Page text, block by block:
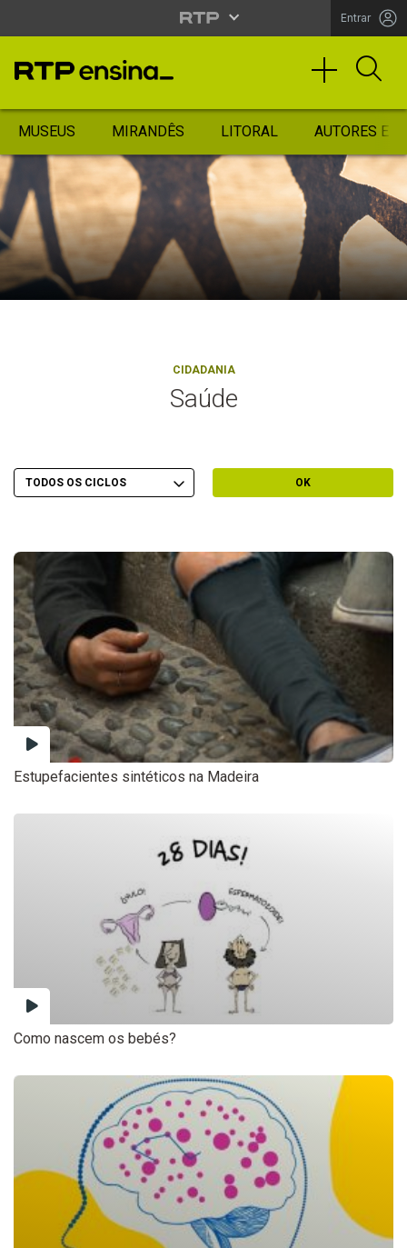
Entrar
MUSEUS MIRANDÊS LITORAL AUTORES
CIDADANIA
Saúde
Filtrar por Ciclo
Escolher Ciclo OK
Estupefacientes sintéticos na Madeira
Como nascem os bebés?